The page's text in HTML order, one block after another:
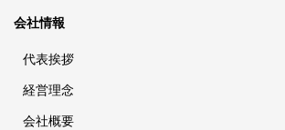
会社情報
代表挨拶
経営理念
会社概要